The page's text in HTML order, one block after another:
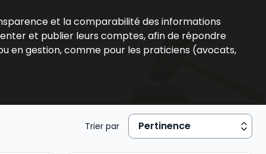
et la comparabilité des informations
et publier leurs comptes, afin de répondre
en gestion, comme pour les praticiens (avocats,
les
financière.
Trier par